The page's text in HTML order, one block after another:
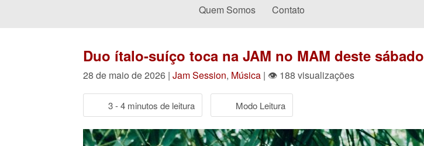
Quem Somos Contato
Duo ítalo-suíço toca na JAM no MAM deste sábado
28 de maio de 2026 | Jam Session, Música | 👁 188 visualizações
3 - 4 minutos de leitura Modo Leitura